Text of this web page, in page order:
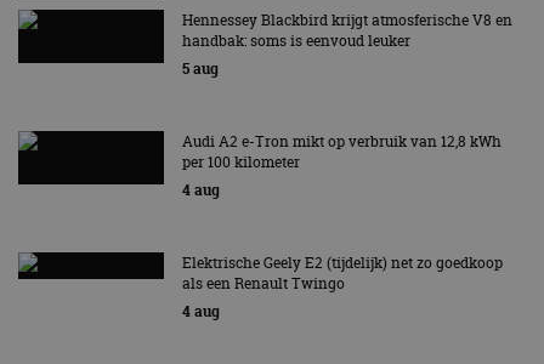
Hennessey Blackbird krijgt atmosferische V8 en
handbak: soms is eenvoud leuker
5 aug
Audi A2 e-Tron mikt op verbruik van 12,8 kWh
per 100 kilometer
4 aug
Elektrische Geely E2 (tijdelijk) net zo goedkoop
als een Renault Twingo
4 aug